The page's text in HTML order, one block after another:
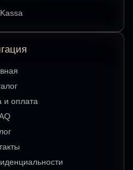
и оплата